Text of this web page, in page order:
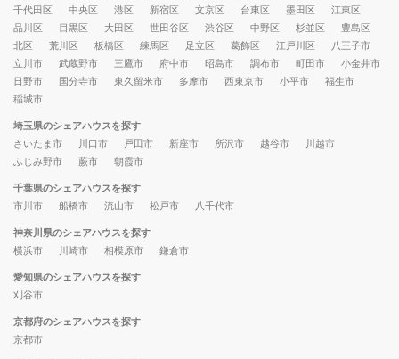
千代田区
中央区 港区 新宿区 文京区 台東区 墨田区
江東区
品川区
目黒区 大田区 世田谷区 渋谷区 中野区 杉並区
豊島区
北区
荒川区 板橋区 練馬区 足立区 葛飾区 江戸川区
八王子市
立川市
武蔵野市 三鷹市 府中市 昭島市 調布市 町田市
小金井市
日野市
国分寺市 東久留米市 多摩市 西東京市 小平市
福生市
稲城市
埼玉県のシェアハウスを探す
さいたま市
川口市 戸田市 新座市 所沢市 越谷市
川越市
ふじみ野市
蕨市 朝霞市
千葉県のシェアハウスを探す
市川市
船橋市 流山市 松戸市 八千代市
神奈川県のシェアハウスを探す
横浜市
川崎市 相模原市 鎌倉市
愛知県のシェアハウスを探す
刈谷市
京都府のシェアハウスを探す
京都市